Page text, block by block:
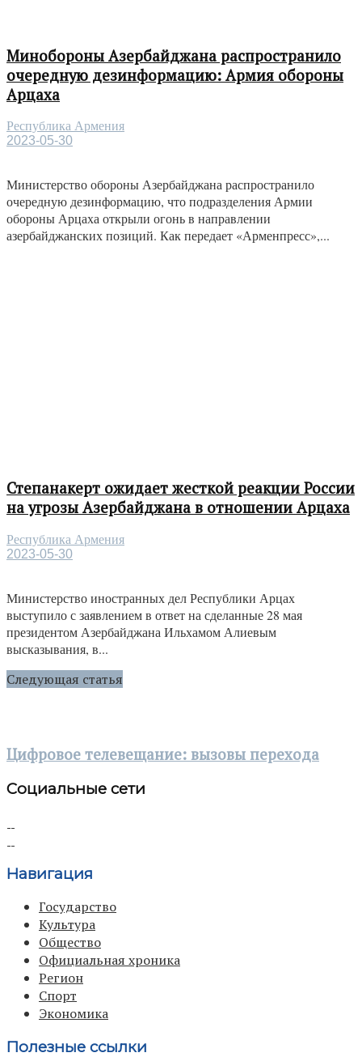
Минобороны Азербайджана распространило
очередную дезинформацию: Армия обороны
Арцаха
Республика Армения
2023-05-30
Министерство обороны Азербайджана распространило
очередную дезинформацию, что подразделения Армии
обороны Арцаха открыли огонь в направлении
азербайджанских позиций. Как передает «Арменпресс»,...
Степанакерт ожидает жесткой реакции России
на угрозы Азербайджана в отношении Арцаха
Республика Армения
2023-05-30
Министерство иностранных дел Республики Арцах
выступило с заявлением в ответ на сделанные 28 мая
президентом Азербайджана Ильхамом Алиевым
высказывания, в...
Следующая статья
Цифровое телевещание: вызовы перехода
Социальные сети
Навигация
Государство
Культура
Общество
Официальная хроника
Регион
Спорт
Экономика
Полезные ссылки